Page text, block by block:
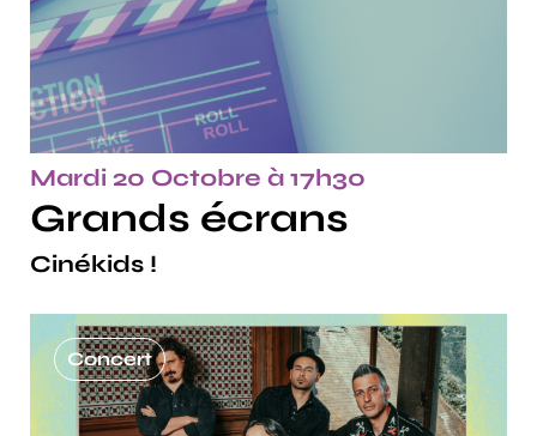
Mardi 20 Octobre à 17h30
Grands écrans
Cinékids !
Concert